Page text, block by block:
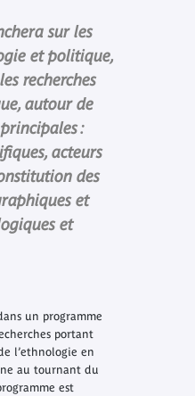
sur les
et politique,
recherches
autour de
:
acteurs
des
et
et
un programme
portant
l’ethnologie en
au tournant du
est